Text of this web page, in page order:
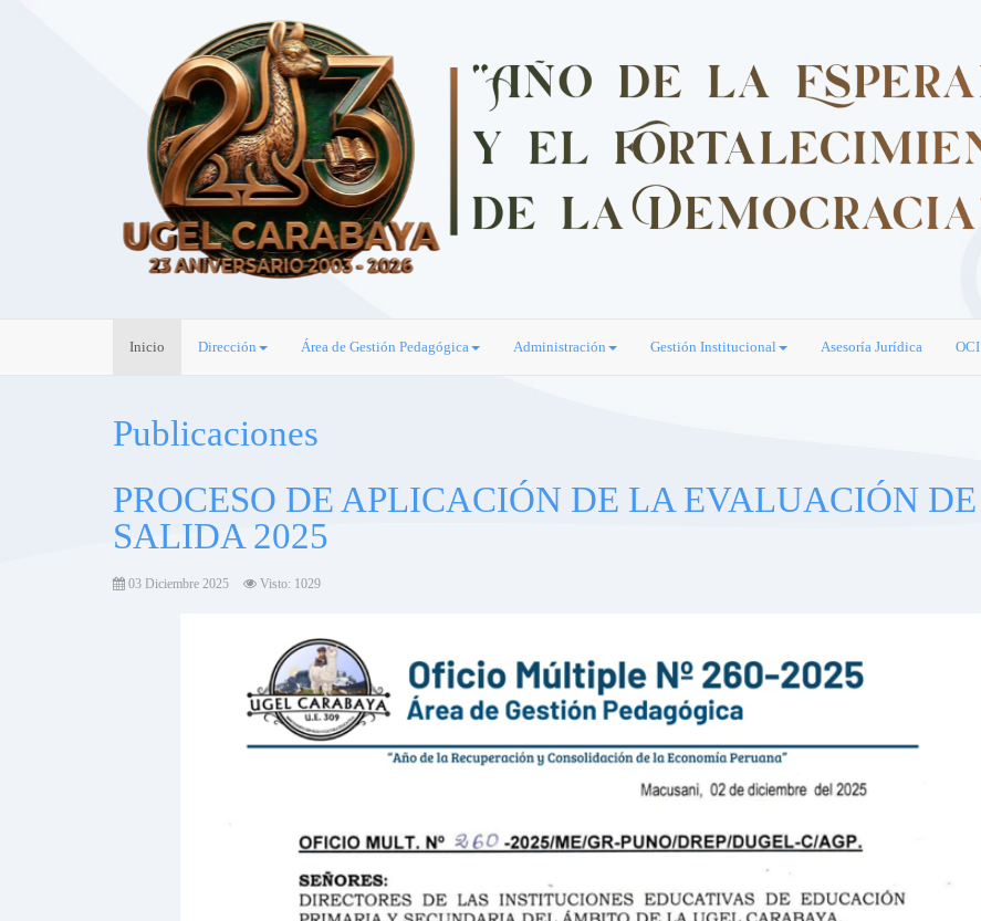
Inicio Dirección Área de Gestión Pedagógica Administración Gestión Institucional Asesoría Jurídica OCI
Publicaciones
PROCESO DE APLICACIÓN DE LA EVALUACIÓN DE
SALIDA 2025
03 Diciembre 2025 Visto: 1029